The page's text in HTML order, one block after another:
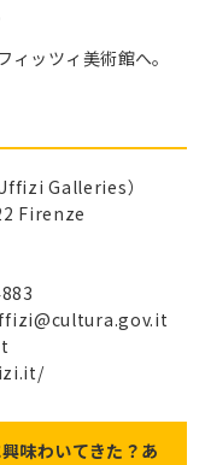
ッツィ美術館へ。
Galleries）
Firenze
興味わいてきた？あ